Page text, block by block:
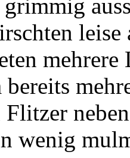
grimmig
mehrere
wenig